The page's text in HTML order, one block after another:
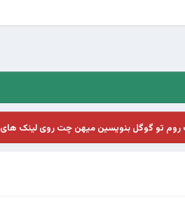
تو گوگل بنویسین میهن چت روی لینک های